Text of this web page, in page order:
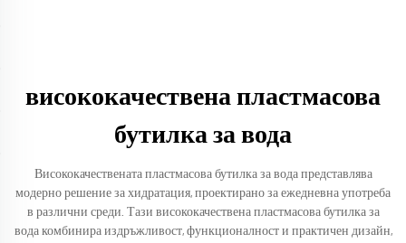
висококачествена пластмасова
бутилка за вода
Висококачествената пластмасова бутилка за вода представлява
модерно решение за хидратация, проектирано за ежедневна употреба
в различни среди. Тази висококачествена пластмасова бутилка за
вода комбинира издръжливост, функционалност и практичен дизайн,